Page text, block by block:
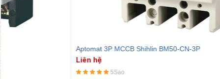
Aptomat 3P MCCB Shihlin BM50-CN-3P